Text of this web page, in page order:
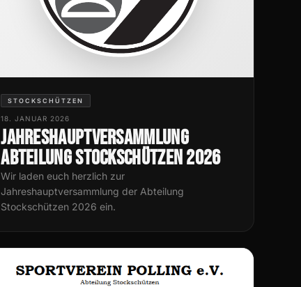
STOCKSCHÜTZEN
18. JANUAR 2026
Jahreshauptversammlung
Abteilung Stockschützen 2026
Wir laden euch herzlich zur
Jahreshauptversammlung der Abteilung
Stockschützen 2026 ein.